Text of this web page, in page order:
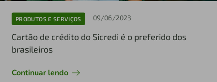
PRODUTOS E SERVIÇOS 09/06/2023
Cartão de crédito do Sicredi é o preferido dos
brasileiros
Continuar lendo